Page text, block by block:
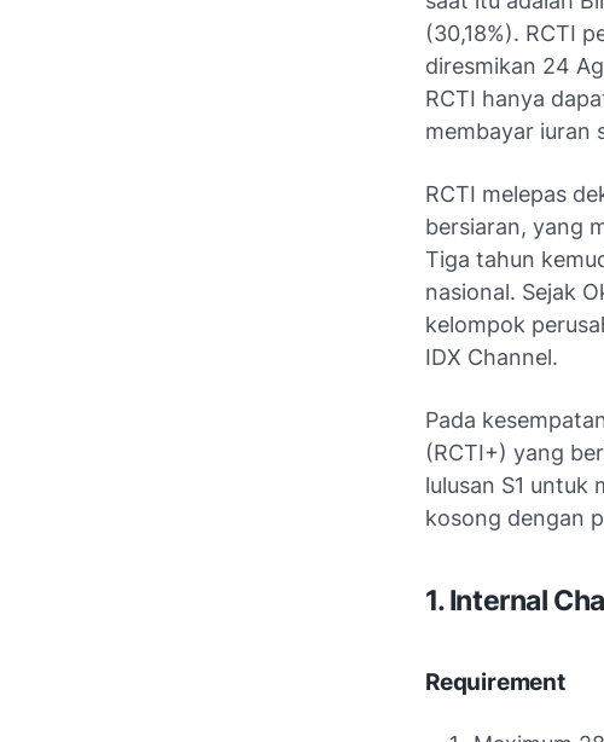
(30,18%). RCTI
diresmikan 24
RCTI hanya
membayar iuran
RCTI melepas
bersiaran, yang
Tiga tahun
nasional. Sejak
kelompok
IDX Channel.
Pada
(RCTI+) yang
lulusan S1 untuk
kosong dengan
1. Internal
Requirement